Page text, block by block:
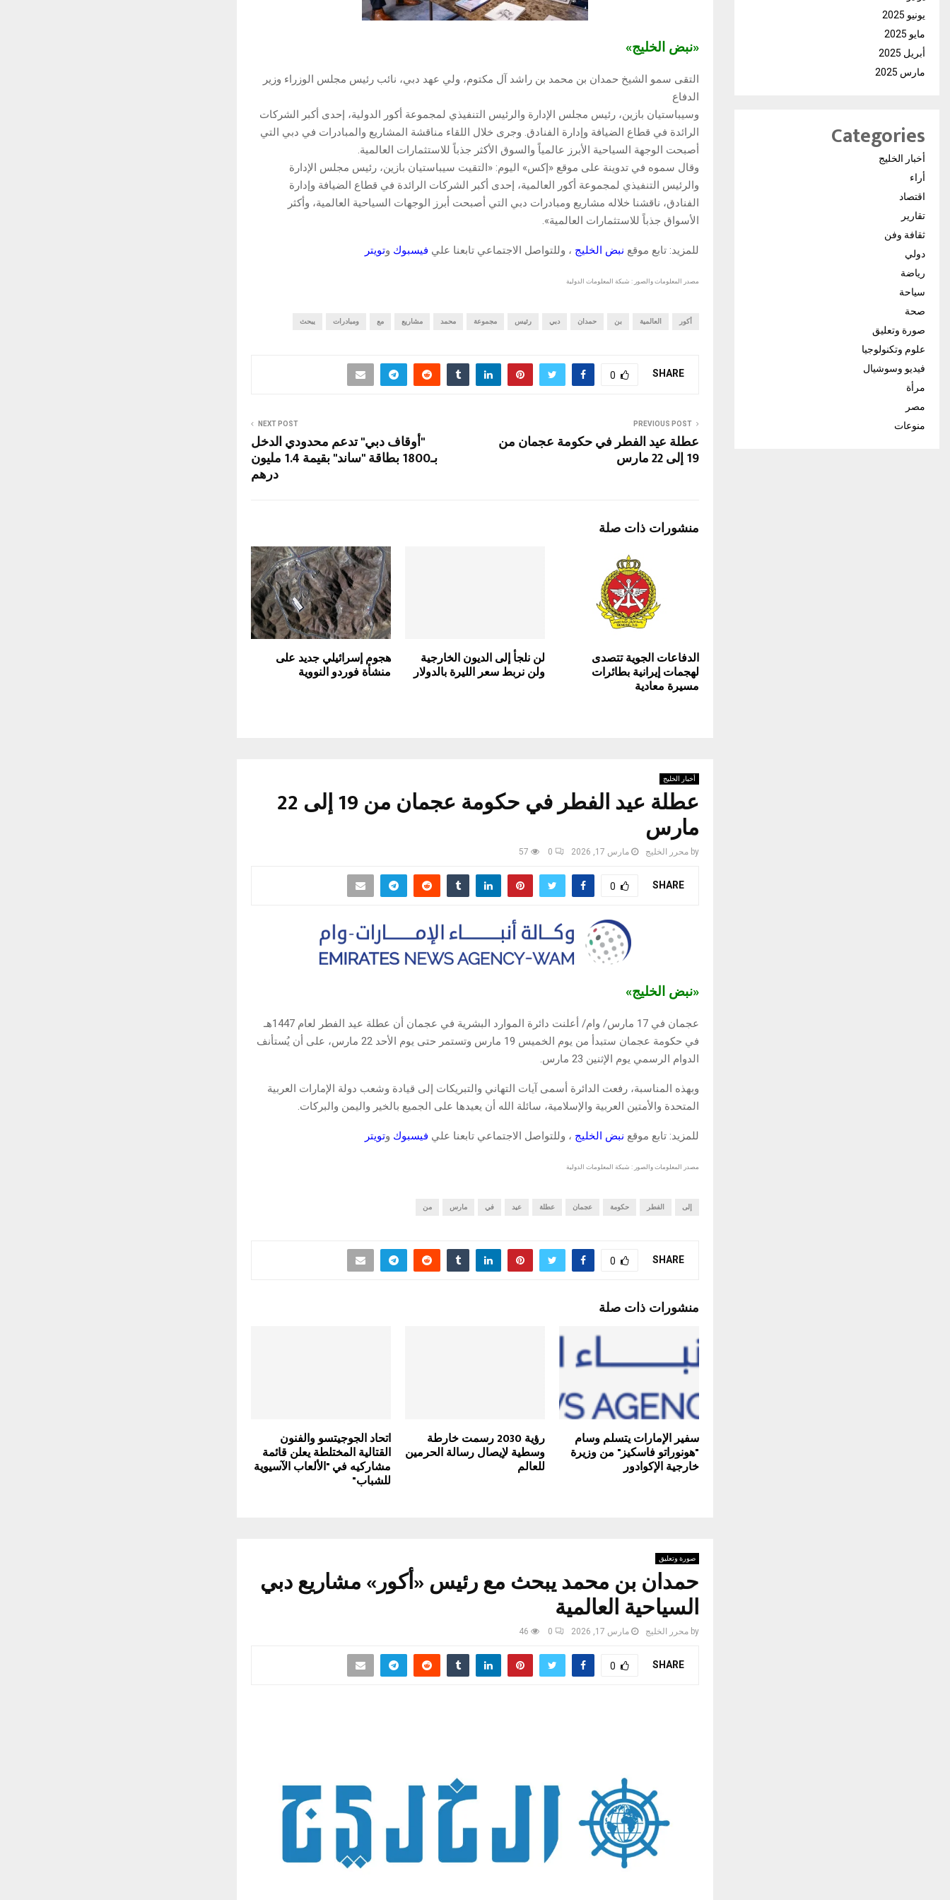
«نبض الخليج»
التقى سمو الشيخ حمدان بن محمد بن راشد آل مكتوم، ولي عهد دبي، نائب رئيس مجلس الوزراء وزير
الدفاع
وسيباستيان بازين، رئيس مجلس الإدارة والرئيس التنفيذي لمجموعة أكور الدولية، إحدى أكبر الشركات
الرائدة في قطاع الضيافة وإدارة الفنادق. وجرى خلال اللقاء مناقشة المشاريع والمبادرات في دبي التي
أصبحت الوجهة السياحية الأبرز عالمياً والسوق الأكثر جذباً للاستثمارات العالمية.
وقال سموه في تدوينة على موقع «إكس» اليوم: «التقيت سيباستيان بازين، رئيس مجلس الإدارة
والرئيس التنفيذي لمجموعة أكور العالمية، إحدى أكبر الشركات الرائدة في قطاع الضيافة وإدارة
الفنادق، ناقشنا خلاله مشاريع ومبادرات دبي التي أصبحت أبرز الوجهات السياحية العالمية، وأكثر
الأسواق جذباً للاستثمارات العالمية».
للمزيد: تابع موقع نبض الخليج ، وللتواصل الاجتماعي تابعنا علي فيسبوك وتويتر
مصدر المعلومات والصور : شبكة المعلومات الدولية
أكور العالمية بن حمدان دبي رئيس مجموعة محمد مشاريع مع ومبادرات يبحث
SHARE
0
PREVIOUS POST
عطلة عيد الفطر في حكومة عجمان من
19 إلى 22 مارس
NEXT POST
"أوقاف دبي" تدعم محدودي الدخل
بـ1800 بطاقة "ساند" بقيمة 1.4 مليون
درهم
منشورات ذات صلة
الدفاعات الجوية تتصدى
لهجمات إيرانية بطائرات
مسيرة معادية
لن نلجأ إلى الديون الخارجية
ولن نربط سعر الليرة بالدولار
هجوم إسرائيلي جديد على
منشأة فوردو النووية
أخبار الخليج
عطلة عيد الفطر في حكومة عجمان من 19 إلى 22
مارس
by محرر الخليج مارس 17, 2026 0
57
SHARE
0
«نبض الخليج»
عجمان في 17 مارس/ وام/ أعلنت دائرة الموارد البشرية في عجمان أن عطلة عيد الفطر لعام 1447هـ
في حكومة عجمان ستبدأ من يوم الخميس 19 مارس وتستمر حتى يوم الأحد 22 مارس، على أن يُستأنف
الدوام الرسمي يوم الإثنين 23 مارس.
وبهذه المناسبة، رفعت الدائرة أسمى آيات التهاني والتبريكات إلى قيادة وشعب دولة الإمارات العربية
المتحدة والأمتين العربية والإسلامية، سائلة الله أن يعيدها على الجميع بالخير واليمن والبركات.
للمزيد: تابع موقع نبض الخليج ، وللتواصل الاجتماعي تابعنا علي فيسبوك وتويتر
مصدر المعلومات والصور : شبكة المعلومات الدولية
إلى الفطر حكومة عجمان عطلة عيد في مارس من
SHARE
0
منشورات ذات صلة
سفير الإمارات يتسلم وسام
"هونوراتو فاسكيز" من وزيرة
خارجية الإكوادور
رؤية 2030 رسمت خارطة
وسطية لإيصال رسالة الحرمين
للعالم
اتحاد الجوجيتسو والفنون
القتالية المختلطة يعلن قائمة
مشاركيه في "الألعاب الآسيوية
للشباب"
صورة وتعليق
حمدان بن محمد يبحث مع رئيس «أكور» مشاريع دبي
السياحية العالمية
by محرر الخليج مارس 17, 2026 0
46
SHARE
0
يونيو 2025
مايو 2025
أبريل 2025
مارس 2025
Categories
أخبار الخليج
أراء
اقتصاد
تقارير
ثقافة وفن
دولي
رياضة
سياحة
صحة
صورة وتعليق
علوم وتكنولوجيا
فيديو وسوشيال
مرأة
مصر
منوعات